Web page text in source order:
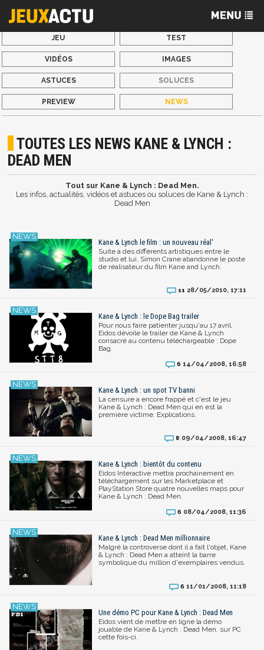
JEU TEST
VIDÉOS IMAGES
ASTUCES SOLUCES
PREVIEW NEWS
TOUTES LES NEWS KANE & LYNCH :
DEAD MEN
Tout sur Kane & Lynch : Dead Men.
Les infos, actualités, vidéos et astuces ou soluces de Kane & Lynch :
Dead Men
Kane & Lynch le film : un nouveau réal'
Suite à des différents artistiques entre le
studio et lui, Simon Crane abandonne le poste
de réalisateur du film Kane and Lynch.
11 28/05/2010, 17:11
Kane & Lynch : le Dope Bag trailer
Pour nous faire patienter jusqu'au 17 avril,
Eidos dévoile le trailer de Kane & Lynch
consacré au contenu téléchargeable : Dope
Bag.
6 14/04/2008, 16:58
Kane & Lynch : un spot TV banni
La censure a encore frappé et c'est le jeu
Kane & Lynch : Dead Men qui en est la
première victime. Explications.
8 09/04/2008, 16:47
Kane & Lynch : bientôt du contenu
Eidos Interactive mettra prochainement en
téléchargement sur les Marketplace et
PlayStation Store quatre nouvelles maps pour
Kane & Lynch : Dead Men.
6 08/04/2008, 11:36
Kane & Lynch : Dead Men millionnaire
Malgré la controverse dont il a fait l'objet, Kane
& Lynch : Dead Men a atteint la barre
symbolique du million d'exemplaires vendus.
6 11/01/2008, 11:18
Une démo PC pour Kane & Lynch : Dead Men
Eidos vient de mettre en ligne la démo
jouable de Kane & Lynch : Dead Men, sur PC
cette fois-ci.